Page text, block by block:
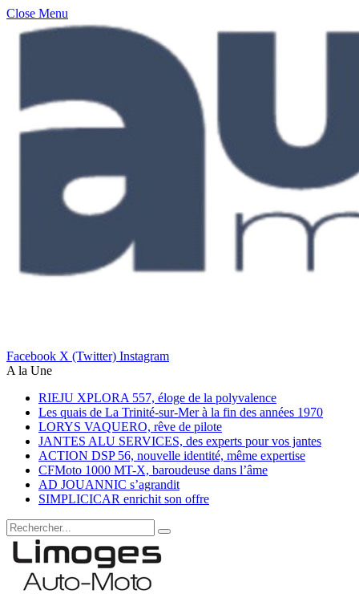
Close Menu
Facebook X (Twitter) Instagram
A la Une
RIEJU XPLORA 557, éloge de la polyvalence
Les quais de La Trinité-sur-Mer à la fin des années 1970
LORYS VAQUERO, rêve de pilote
JANTES ALU SERVICES, des experts pour vos jantes
ACTION DSP 56, nouvelle identité, même expertise
CFMoto 1000 MT-X, baroudeuse dans l’âme
AD JOUANNIC s’agrandit
SIMPLICICAR enrichit son offre